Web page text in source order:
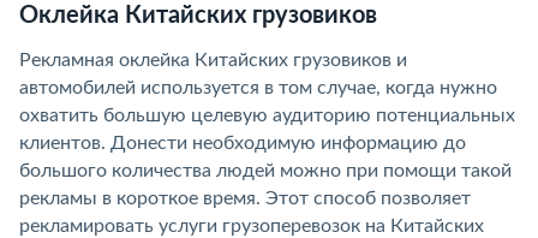
Оклейка Китайских грузовиков
Рекламная оклейка Китайских грузовиков и
автомобилей используется в том случае, когда нужно
охватить большую целевую аудиторию потенциальных
клиентов. Донести необходимую информацию до
большого количества людей можно при помощи такой
рекламы в короткое время. Этот способ позволяет
рекламировать услуги грузоперевозок на Китайских